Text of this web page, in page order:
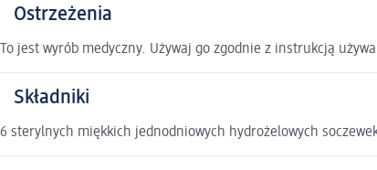
Ostrzeżenia
To jest wyrób medyczny. Używaj go zgodnie z instrukcją
Składniki
6 sterylnych miękkich jednodniowych hydrożelowych